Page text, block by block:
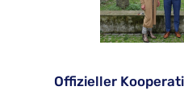
Offizieller